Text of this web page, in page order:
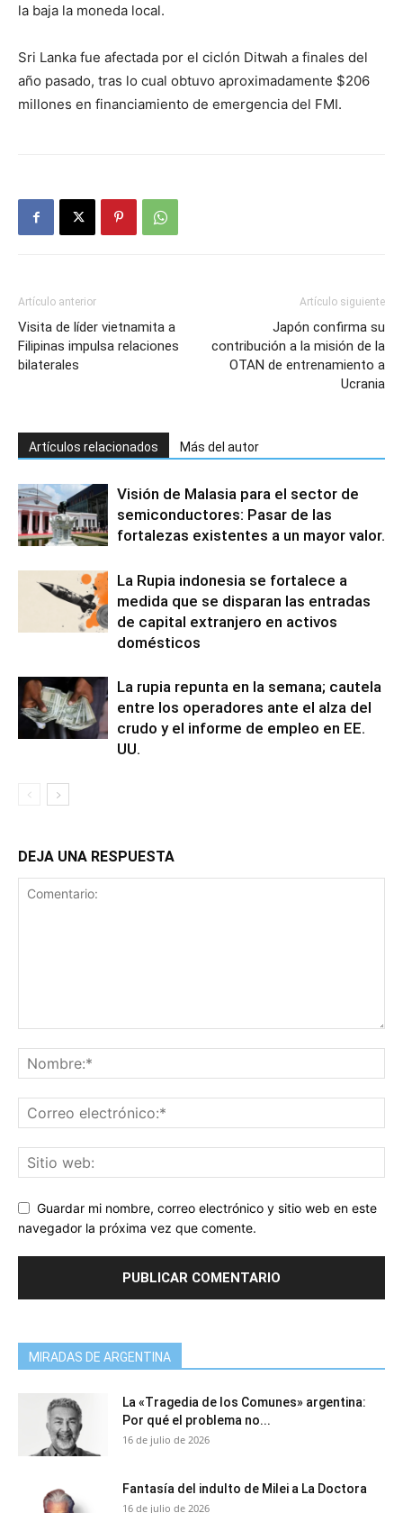
la baja la moneda local.
Sri Lanka fue afectada por el ciclón Ditwah a finales del
año pasado, tras lo cual obtuvo aproximadamente $206
millones en financiamiento de emergencia del FMI.
Artículo anterior
Visita de líder vietnamita a
Filipinas impulsa relaciones
bilaterales
Artículo siguiente
Japón confirma su
contribución a la misión de la
OTAN de entrenamiento a
Ucrania
Artículos relacionados Más del autor
Visión de Malasia para el sector de
semiconductores: Pasar de las
fortalezas existentes a un mayor valor.
La Rupia indonesia se fortalece a
medida que se disparan las entradas
de capital extranjero en activos
domésticos
La rupia repunta en la semana; cautela
entre los operadores ante el alza del
crudo y el informe de empleo en EE.
UU.
DEJA UNA RESPUESTA
Guardar mi nombre, correo electrónico y sitio web en este
navegador la próxima vez que comente.
MIRADAS DE ARGENTINA
La «Tragedia de los Comunes» argentina:
Por qué el problema no...
16 de julio de 2026
Fantasía del indulto de Milei a La Doctora
16 de julio de 2026